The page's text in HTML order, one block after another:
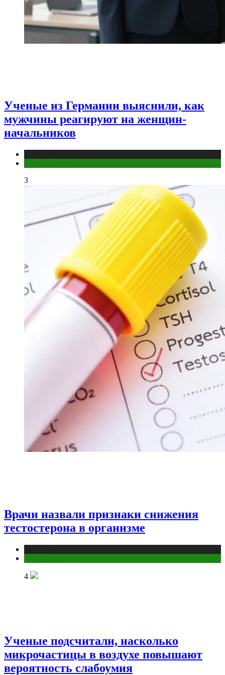
Ученые из Германии выяснили, как
мужчины реагируют на женщин-
начальников
3
Врачи назвали признаки снижения
тестостерона в организме
4
Ученые подсчитали, насколько
микрочастицы в воздухе повышают
вероятность слабоумия